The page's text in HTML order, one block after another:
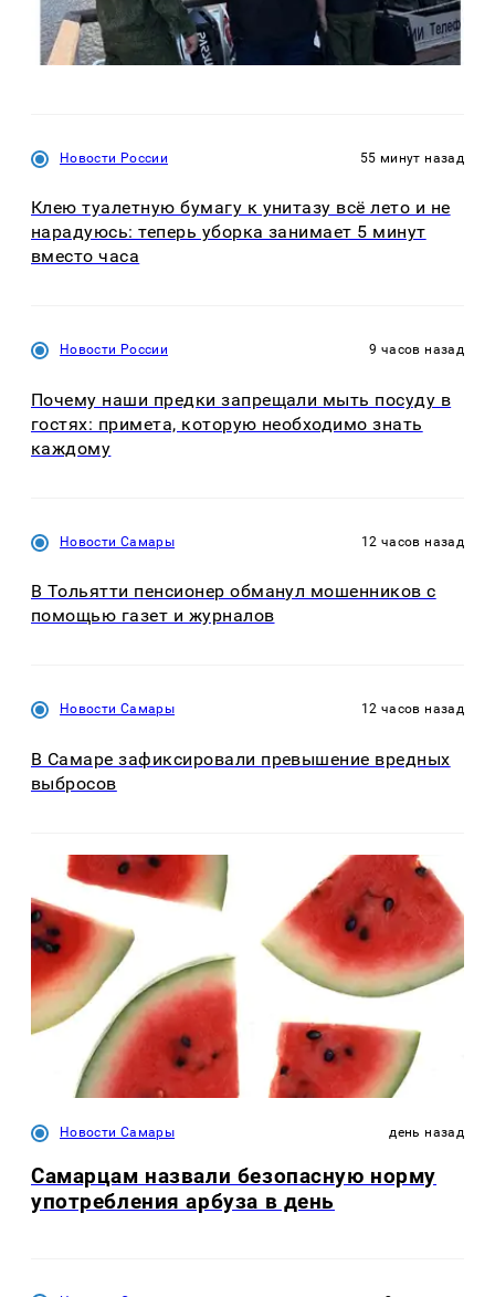
Новости России 55 минут назад
Клею туалетную бумагу к унитазу всё лето и не
нарадуюсь: теперь уборка занимает 5 минут
вместо часа
Новости России 9 часов назад
Почему наши предки запрещали мыть посуду в
гостях: примета, которую необходимо знать
каждому
Новости Самары 12 часов назад
В Тольятти пенсионер обманул мошенников с
помощью газет и журналов
Новости Самары 12 часов назад
В Самаре зафиксировали превышение вредных
выбросов
Новости Самары день назад
Самарцам назвали безопасную норму
употребления арбуза в день